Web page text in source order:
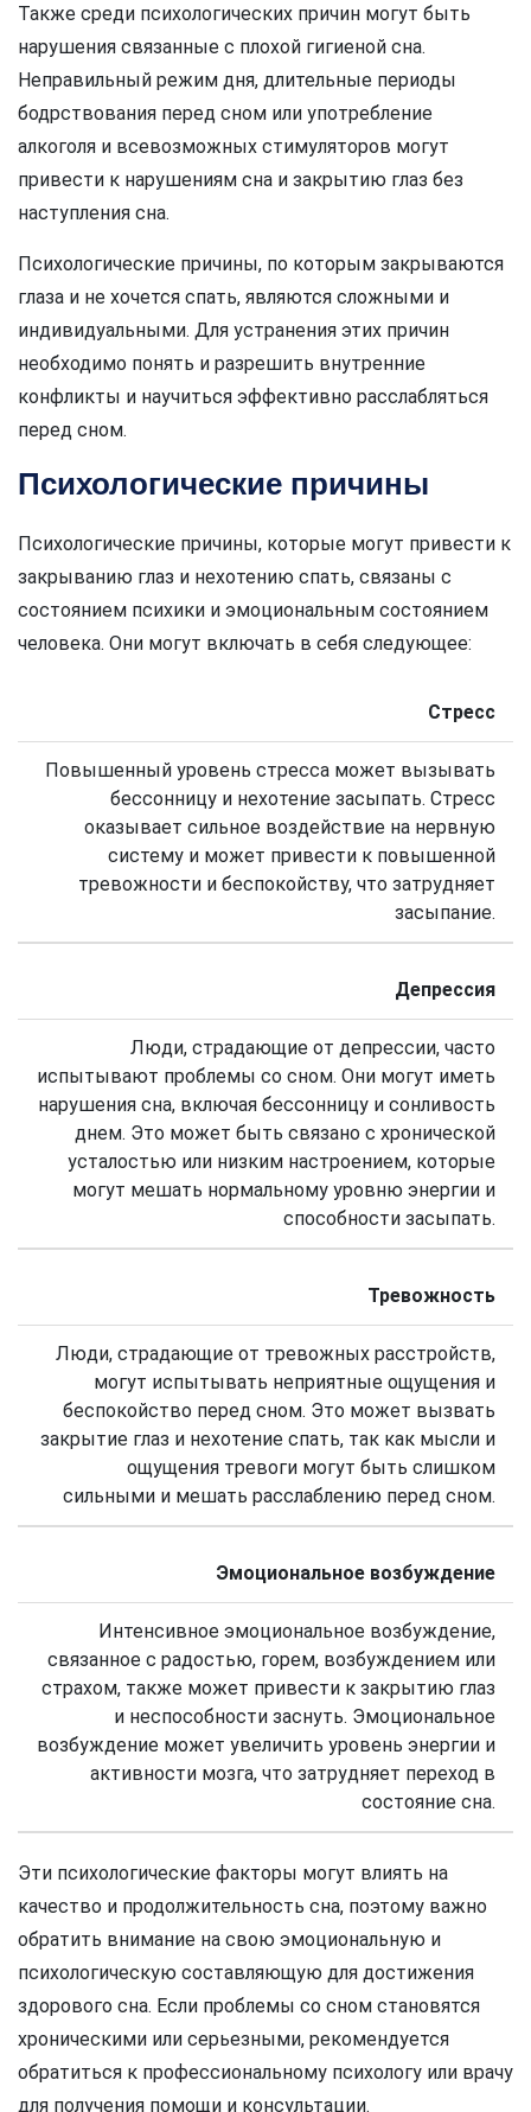
Также среди психологических причин могут быть
нарушения связанные с плохой гигиеной сна.
Неправильный режим дня, длительные периоды
бодрствования перед сном или употребление
алкоголя и всевозможных стимуляторов могут
привести к нарушениям сна и закрытию глаз без
наступления сна.
Психологические причины, по которым закрываются
глаза и не хочется спать, являются сложными и
индивидуальными. Для устранения этих причин
необходимо понять и разрешить внутренние
конфликты и научиться эффективно расслабляться
перед сном.
Психологические причины
Психологические причины, которые могут привести к
закрыванию глаз и нехотению спать, связаны с
состоянием психики и эмоциональным состоянием
человека. Они могут включать в себя следующее:
Стресс
Повышенный уровень стресса может вызывать
бессонницу и нехотение засыпать. Стресс
оказывает сильное воздействие на нервную
систему и может привести к повышенной
тревожности и беспокойству, что затрудняет
засыпание.
Депрессия
Люди, страдающие от депрессии, часто
испытывают проблемы со сном. Они могут иметь
нарушения сна, включая бессонницу и сонливость
днем. Это может быть связано с хронической
усталостью или низким настроением, которые
могут мешать нормальному уровню энергии и
способности засыпать.
Тревожность
Люди, страдающие от тревожных расстройств,
могут испытывать неприятные ощущения и
беспокойство перед сном. Это может вызвать
закрытие глаз и нехотение спать, так как мысли и
ощущения тревоги могут быть слишком
сильными и мешать расслаблению перед сном.
Эмоциональное возбуждение
Интенсивное эмоциональное возбуждение,
связанное с радостью, горем, возбуждением или
страхом, также может привести к закрытию глаз
и неспособности заснуть. Эмоциональное
возбуждение может увеличить уровень энергии и
активности мозга, что затрудняет переход в
состояние сна.
Эти психологические факторы могут влиять на
качество и продолжительность сна, поэтому важно
обратить внимание на свою эмоциональную и
психологическую составляющую для достижения
здорового сна. Если проблемы со сном становятся
хроническими или серьезными, рекомендуется
обратиться к профессиональному психологу или врачу
для получения помощи и консультации.